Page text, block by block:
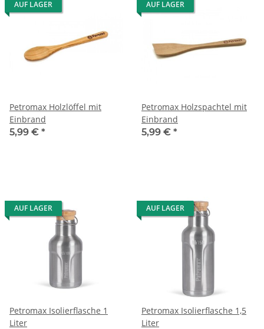
AUF LAGER
Petromax Holzlöffel mit
Einbrand
5,99 € *
AUF LAGER
Petromax Holzspachtel mit
Einbrand
5,99 € *
AUF LAGER
Petromax Isolierflasche 1
Liter
AUF LAGER
Petromax Isolierflasche 1,5
Liter